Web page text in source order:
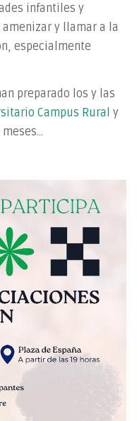
infantiles y
y llamar a la
especialmente
preparado los y las
Campus Rural y